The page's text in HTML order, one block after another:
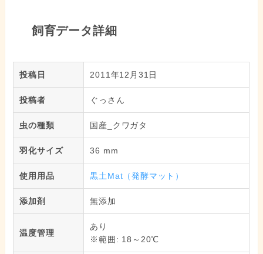
飼育データ詳細
投稿日 2011年12月31日
投稿者 ぐっさん
虫の種類 国産_クワガタ
羽化サイズ 36 mm
使用用品 黒土Mat（発酵マット）
添加剤 無添加
温度管理
あり
※範囲: 18～20℃